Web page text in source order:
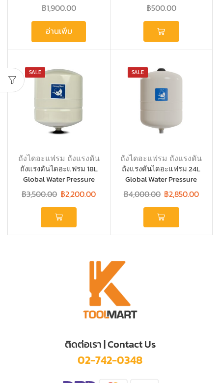
฿1,900.00
อ่านเพิ่ม
฿500.00
SALE
ถังไดอะแฟรม ถังแรงดัน
ถังแรงดันไดอะแฟรม 18L
Global Water Pressure
Wave #GW-PWB-18L
฿3,500.00 ฿2,200.00
SALE
ถังไดอะแฟรม ถังแรงดัน
ถังแรงดันไดอะแฟรม 24L
Global Water Pressure
Wave #GW-PWB-24L
฿4,000.00 ฿2,850.00
ติดต่อเรา | Contact Us
02-742-0348